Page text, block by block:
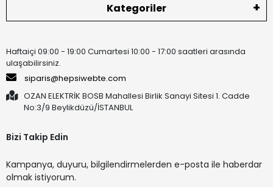
Kategoriler
Haftaiçi 09:00 - 19:00 Cumartesi 10:00 - 17:00 saatleri arasında
ulaşabilirsiniz.
siparis@hepsiwebte.com
OZAN ELEKTRİK BOSB Mahallesi Birlik Sanayi Sitesi 1. Cadde
No:3/9 Beylikdüzü/İSTANBUL
Bizi Takip Edin
Kampanya, duyuru, bilgilendirmelerden e-posta ile haberdar
olmak istiyorum.